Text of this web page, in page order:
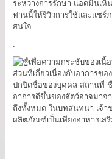
ระหว่างการรักษา แอดมินเห็
ท่านนี้ให้รีวิวการใช้และแชร์
สนใจ
เพื่อความกระชับของเ
ส่วนที่เกี่ยวเนื่องกับอาการข
ปกปิดชื่อของบุคคล สถานที่ ชื่
อาการดีขึ้นของสัตว์อาจมาจ
ถึงทั้งหมด ในบทสนทนา เจ้า
ผลิตภัณฑ์เป็นเพียงอาหารเส